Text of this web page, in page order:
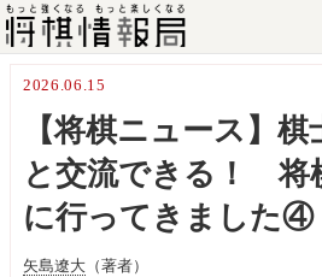
2026.06.15
【将棋ニュース】
と交流できる！ 将
に行ってきました④
矢島遼大 （著者）